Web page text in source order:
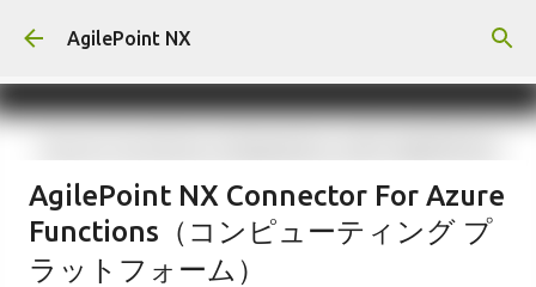
スキップしてメイン コンテンツに移動
AgilePoint NX
AgilePoint NX Connector For Azure
Functions（コンピューティング プ
ラットフォーム）